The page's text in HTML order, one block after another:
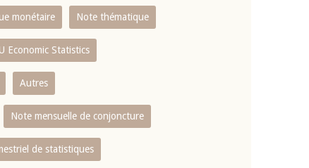
monétaire Note thématique
Economic Statistics
Autres
Note mensuelle de conjoncture
de statistiques